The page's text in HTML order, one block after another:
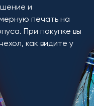
и
печать на
При покупке вы
как видите у